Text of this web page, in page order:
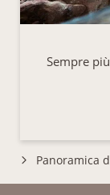
Sempre
Panoramica